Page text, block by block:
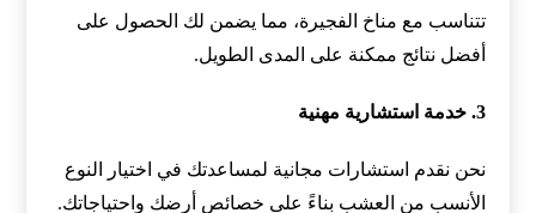
تتناسب مع مناخ الفجيرة، مما يضمن لك الحصول على
أفضل نتائج ممكنة على المدى الطويل.
3. خدمة استشارية مهنية
نحن نقدم استشارات مجانية لمساعدتك في اختيار النوع
الأنسب من العشب بناءً على خصائص أرضك واحتياجاتك.